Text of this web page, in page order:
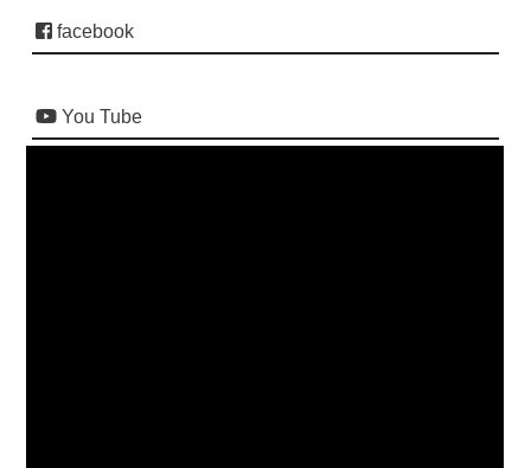
facebook
You Tube